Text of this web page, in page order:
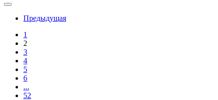
Предыдущая
1
2
3
4
5
6
...
52